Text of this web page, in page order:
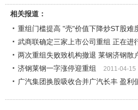
相关报道：
重组门槛提高 "壳"价值下降炒ST股难
武商联确定三家上市公司重组 正在进
两次重组失败致机构撤退 莱钢济钢散
济钢莱钢一字涨停迎重组 2011-04-15
广汽集团换股吸收合并广汽长丰 盈利